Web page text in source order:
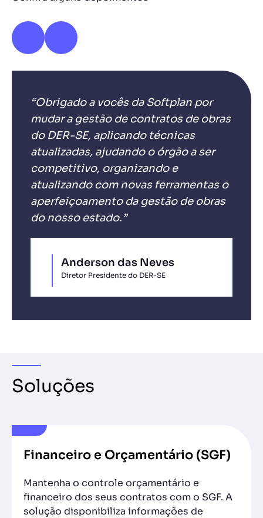
“Obrigado a vocês da Softplan por
mudar a gestão de contratos de obras
do DER-SE, aplicando técnicas
atualizadas, ajudando o órgão a ser
competitivo, organizando e
atualizando com novas ferramentas o
aperfeiçoamento da gestão de obras
do nosso estado.”
Anderson das Neves
Diretor Presidente do DER-SE
Soluções
Financeiro e Orçamentário (SGF)
Mantenha o controle orçamentário e
financeiro dos seus contratos com o SGF. A
solução disponibiliza informações de